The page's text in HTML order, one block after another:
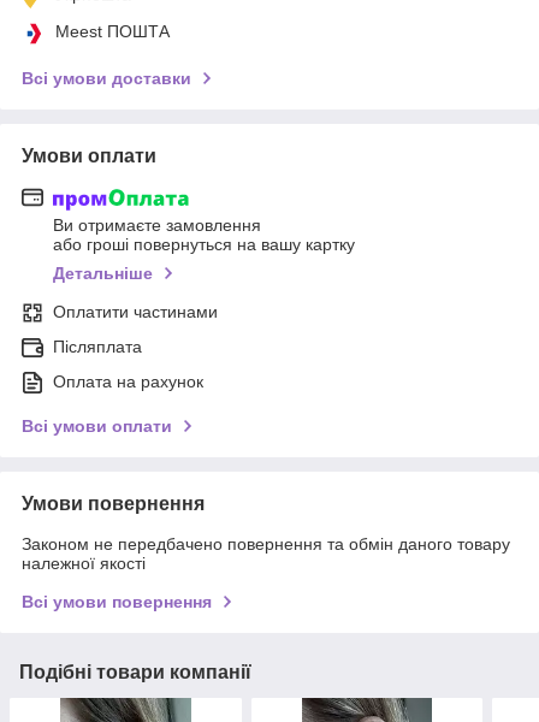
Meest ПОШТА
Всі умови доставки
Умови оплати
Ви отримаєте замовлення
або гроші повернуться на вашу картку
Детальніше
Оплатити частинами
Післяплата
Оплата на рахунок
Всі умови оплати
Умови повернення
Законом не передбачено повернення та обмін даного товару
належної якості
Всі умови повернення
Подібні товари компанії